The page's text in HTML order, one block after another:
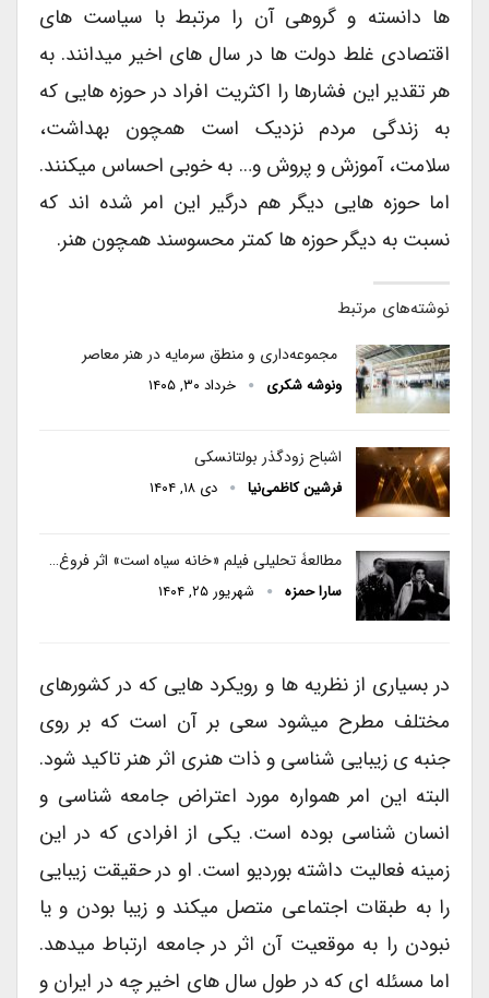
ها دانسته و گروهی آن را مرتبط با سیاست های
اقتصادی غلط دولت ها در سال های اخیر میدانند. به
هر تقدیر این فشارها را اکثریت افراد در حوزه هایی که
به زندگی مردم نزدیک است همچون بهداشت،
سلامت، آموزش و پروش و… به خوبی احساس میکنند.
اما حوزه هایی دیگر هم درگیر این امر شده اند که
نسبت به دیگر حوزه ها کمتر محسوسند همچون هنر.
نوشته‌های مرتبط
مجموعه‌داری و منطق سرمایه در هنر معاصر
ونوشه شکری خرداد ۳۰, ۱۴۰۵
اشباح زودگذر بولتانسکی
فرشین کاظمی‌نیا دی ۱۸, ۱۴۰۴
مطالعۀ تحلیلی فیلم «خانه سیاه است» اثر فروغ…
سارا حمزه شهریور ۲۵, ۱۴۰۴
در بسیاری از نظریه ها و رویکرد هایی که در کشورهای
مختلف مطرح میشود سعی بر آن است که بر روی
جنبه ی زیبایی شناسی و ذات هنری اثر هنر تاکید شود.
البته این امر همواره مورد اعتراض جامعه شناسی و
انسان شناسی بوده است. یکی از افرادی که در این
زمینه فعالیت داشته بوردیو است. او در حقیقت زیبایی
را به طبقات اجتماعی متصل میکند و زیبا بودن و یا
نبودن را به موقعیت آن اثر در جامعه ارتباط میدهد.
اما مسئله ای که در طول سال های اخیر چه در ایران و